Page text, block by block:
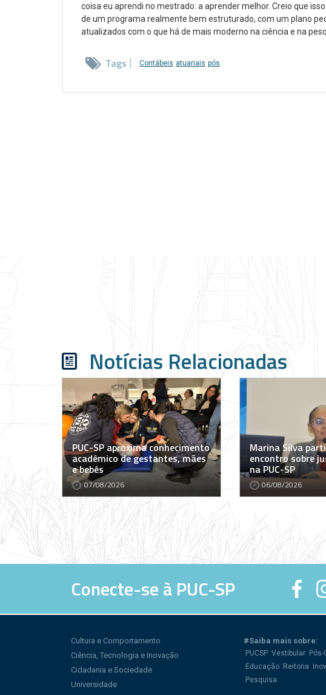
coisa eu aprendi no mestrado: a aprender melhor. Creio que
de um programa realmente bem estruturado, com um plano
atualizados com o que há de mais moderno na ciência e na
Tags Contábeis atuariais pós
Notícias Relacionadas
PUC-SP aproxima conhecimento
acadêmico de gestantes, mães
e bebês
07/08/2026
Marina Silva
encontro sobre
na PUC-SP
06/08/2026
Conecte-se à PUC-SP
Cultura e Comportamento
Ciência, Tecnologia e Inovação
Cidadania e Sociedade
Universidade
#Saiba mais sobre:
PUCSP Vestibular
Educação Reitoria
Pesquisa